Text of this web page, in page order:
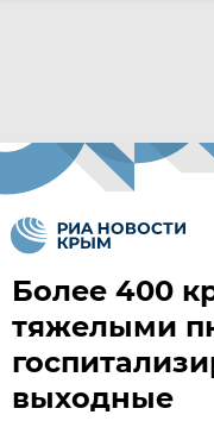
Более 400
тяжелыми
выходные